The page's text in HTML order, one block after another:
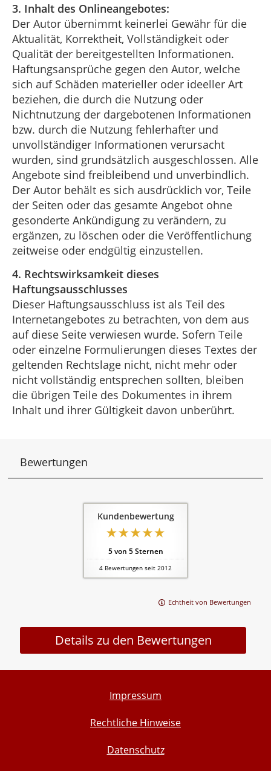
3. Inhalt des Onlineangebotes:
Der Autor übernimmt keinerlei Gewähr für die
Aktualität, Korrektheit, Vollständigkeit oder
Qualität der bereitgestellten Informationen.
Haftungsansprüche gegen den Autor, welche
sich auf Schäden materieller oder ideeller Art
beziehen, die durch die Nutzung oder
Nichtnutzung der dargebotenen Informationen
bzw. durch die Nutzung fehlerhafter und
unvollständiger Informationen verursacht
wurden, sind grundsätzlich ausgeschlossen. Alle
Angebote sind freibleibend und unverbindlich.
Der Autor behält es sich ausdrücklich vor, Teile
der Seiten oder das gesamte Angebot ohne
gesonderte Ankündigung zu verändern, zu
ergänzen, zu löschen oder die Veröffentlichung
zeitweise oder endgültig einzustellen.
4. Rechtswirksamkeit dieses
Haftungsausschlusses
Dieser Haftungsausschluss ist als Teil des
Internetangebotes zu betrachten, von dem aus
auf diese Seite verwiesen wurde. Sofern Teile
oder einzelne Formulierungen dieses Textes der
geltenden Rechtslage nicht, nicht mehr oder
nicht vollständig entsprechen sollten, bleiben
die übrigen Teile des Dokumentes in ihrem
Inhalt und ihrer Gültigkeit davon unberührt.
Bewertungen
Kundenbewertung
5von 5Sternen
4 Bewertungen seit 2012
Echtheit von Bewertungen
Details zu den Bewertungen
Impressum
Rechtliche Hinweise
Datenschutz